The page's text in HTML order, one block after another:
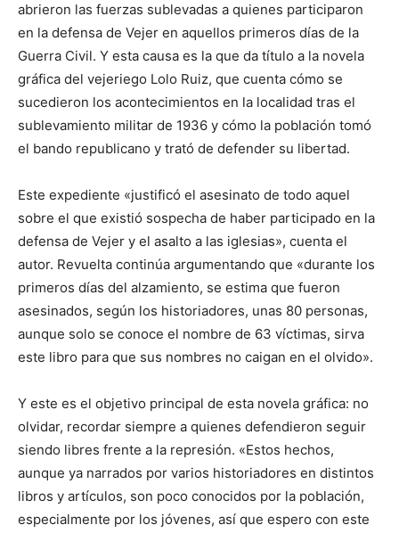
abrieron las fuerzas sublevadas a quienes participaron
en la defensa de Vejer en aquellos primeros días de la
Guerra Civil. Y esta causa es la que da título a la novela
gráfica del vejeriego Lolo Ruiz, que cuenta cómo se
sucedieron los acontecimientos en la localidad tras el
sublevamiento militar de 1936 y cómo la población tomó
el bando republicano y trató de defender su libertad.
Este expediente «justificó el asesinato de todo aquel
sobre el que existió sospecha de haber participado en la
defensa de Vejer y el asalto a las iglesias», cuenta el
autor. Revuelta continúa argumentando que «durante los
primeros días del alzamiento, se estima que fueron
asesinados, según los historiadores, unas 80 personas,
aunque solo se conoce el nombre de 63 víctimas, sirva
este libro para que sus nombres no caigan en el olvido».
Y este es el objetivo principal de esta novela gráfica: no
olvidar, recordar siempre a quienes defendieron seguir
siendo libres frente a la represión. «Estos hechos,
aunque ya narrados por varios historiadores en distintos
libros y artículos, son poco conocidos por la población,
especialmente por los jóvenes, así que espero con este